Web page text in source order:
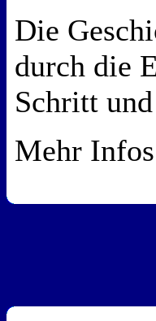
Die
durch die
Schritt
Mehr